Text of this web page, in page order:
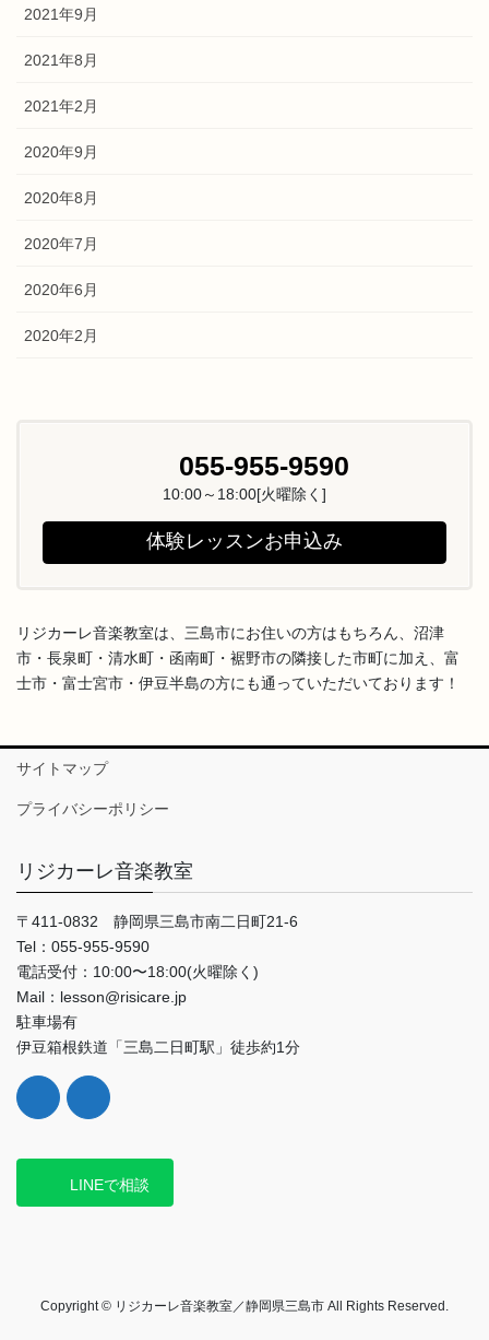
2021年9月
2021年8月
2021年2月
2020年9月
2020年8月
2020年7月
2020年6月
2020年2月
055-955-9590
10:00～18:00[火曜除く]
体験レッスンお申込み
リジカーレ音楽教室は、三島市にお住いの方はもちろん、沼津
市・長泉町・清水町・函南町・裾野市の隣接した市町に加え、富
士市・富士宮市・伊豆半島の方にも通っていただいております！
サイトマップ
プライバシーポリシー
リジカーレ音楽教室
〒411-0832 静岡県三島市南二日町21-6
Tel：055-955-9590
電話受付：10:00〜18:00(火曜除く)
Mail：lesson@risicare.jp
駐車場有
伊豆箱根鉄道「三島二日町駅」徒歩約1分
LINEで相談
Copyright © リジカーレ音楽教室／静岡県三島市 All Rights Reserved.